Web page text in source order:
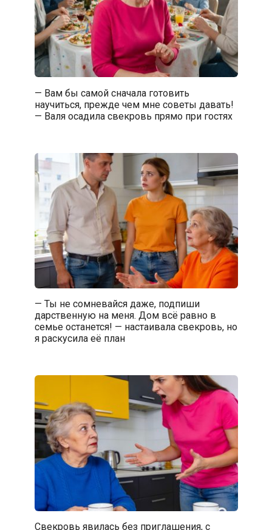
— Вам бы самой сначала готовить
научиться, прежде чем мне советы давать!
— Валя осадила свекровь прямо при гостях
— Ты не сомневайся даже, подпиши
дарственную на меня. Дом всё равно в
семье останется! — настаивала свекровь, но
я раскусила её план
Свекровь явилась без приглашения, с